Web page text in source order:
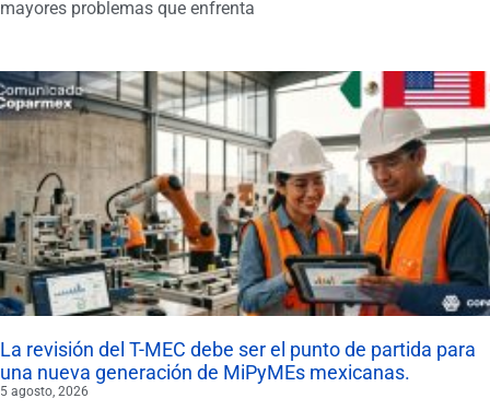
mayores problemas que enfrenta
La revisión del T-MEC debe ser el punto de partida para
una nueva generación de MiPyMEs mexicanas.
5 agosto, 2026